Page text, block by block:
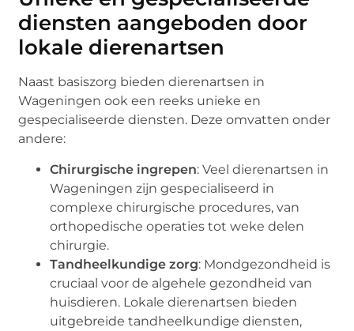
diensten aangeboden door
lokale dierenartsen
Naast basiszorg bieden dierenartsen in
Wageningen ook een reeks unieke en
gespecialiseerde diensten. Deze omvatten onder
andere:
Chirurgische ingrepen: Veel dierenartsen in
Wageningen zijn gespecialiseerd in
complexe chirurgische procedures, van
orthopedische operaties tot weke delen
chirurgie.
Tandheelkundige zorg: Mondgezondheid is
cruciaal voor de algehele gezondheid van
huisdieren. Lokale dierenartsen bieden
uitgebreide tandheelkundige diensten,